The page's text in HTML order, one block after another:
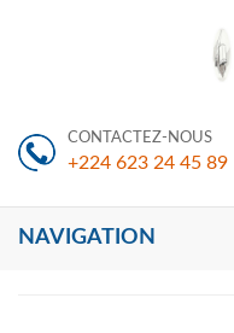
CONTACTEZ-NOUS
+224 623 24 45 89
NAVIGATION